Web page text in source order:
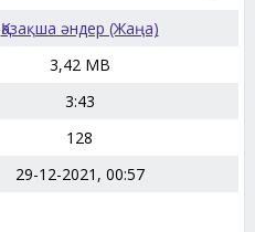
Қазақша әндер (Жаңа)
3,42 MB
3:43
128
29-12-2021, 00:57